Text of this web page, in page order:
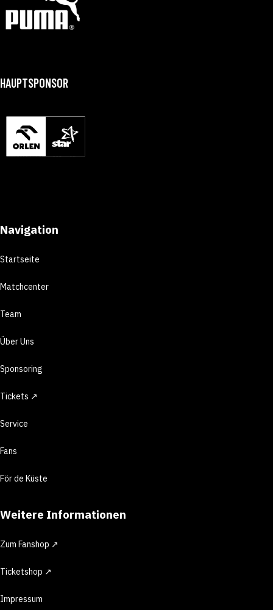
HAUPTSPONSOR
Navigation
Startseite
Matchcenter
Team
Über Uns
Sponsoring
Tickets ↗
Service
Fans
För de Küste
Weitere Informationen
Zum Fanshop ↗
Ticketshop ↗
Impressum